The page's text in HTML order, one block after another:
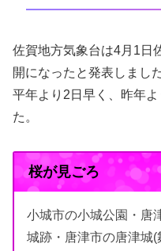
佐賀地方気象台は4月1日
開になったと発表しました
平年より2日早く、昨年
た。
桜が見ごろ
小城市の小城公園・唐
城跡・唐津市の唐津城